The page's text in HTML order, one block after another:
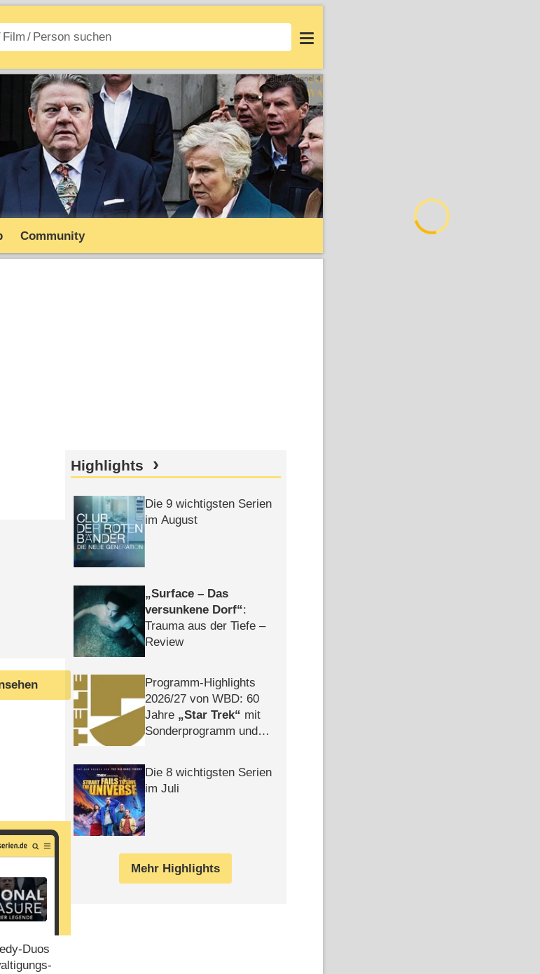
Login
Community
Duos
Highlights
Die 9 wichtigsten Serien
im August
Surface – Das
versunkene Dorf :
Trauma aus der Tiefe –
Review
Programm-Highlights
2026/​27 von WBD: 60
Jahre
Star Trek
mit
Sonderprogramm und
Die 8 wichtigsten Serien
im Juli
Mehr Highlights